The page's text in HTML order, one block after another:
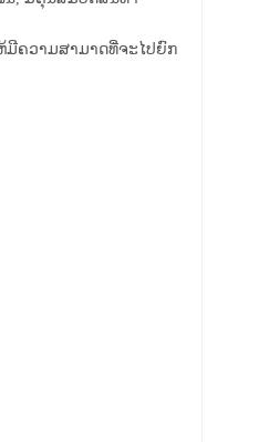
ມີຄວາມສາມາດທີ່ຈະໄປຍົກ